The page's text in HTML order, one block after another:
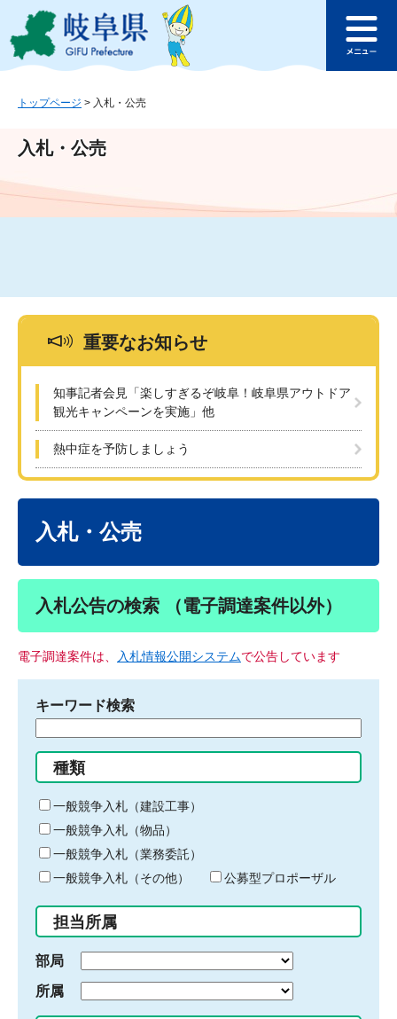
ジ
ュ
文
このページの本文へ
ュ
トップページ > 入札・公売
入札・公売
重要なお知らせ
知事記者会見「楽しすぎるぞ岐阜！岐阜県アウトドア
観光キャンペーンを実施」他
熱中症を予防しましょう
入札・公売
入札公告の検索 （電子調達案件以外）
電子調達案件は、 入札情報公開システムで公告しています
キーワード検索
る
キ
ー
ワ
ー
ド
入
力
種類
一般競争入札（建設工事）
一般競争入札（物品）
一般競争入札（業務委託）
一般競争入札（その他）
公募型プロポーザル
担当所属
部局
所属